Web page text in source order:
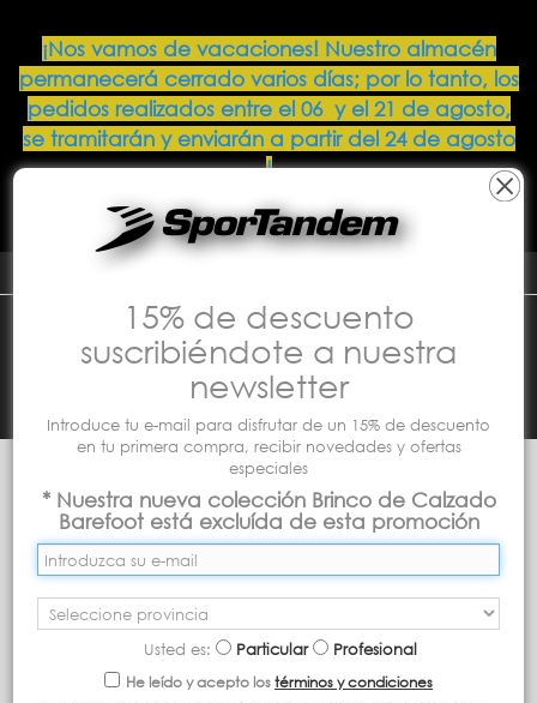
¡Nos vamos de vacaciones! Nuestro almacén
permanecerá cerrado varios días; por lo tanto, los
pedidos realizados entre el 06 y el 21 de agosto,
se tramitarán y enviarán a partir del 24 de agosto
!
Lamentamos las molestias y
agradecemos su comprensión.
15% de descuento
suscribiéndote a nuestra
newsletter
Introduce tu e-mail para disfrutar de un 15% de descuento
en tu primera compra, recibir novedades y ofertas
especiales
* Nuestra nueva colección Brinco de Calzado
Barefoot está excluída de esta promoción
Usted es: Particular Profesional
He leído y acepto los términos y condiciones
Tandem Colecciones Escolares
game
Ordenar por
Mostrando 1 - 1 de 1 artículos